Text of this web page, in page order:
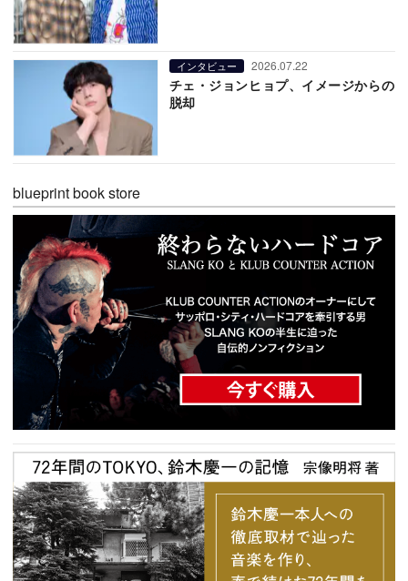
インタビュー 2026.07.22
チェ・ジョンヒョプ、イメージからの
脱却
blueprint book store